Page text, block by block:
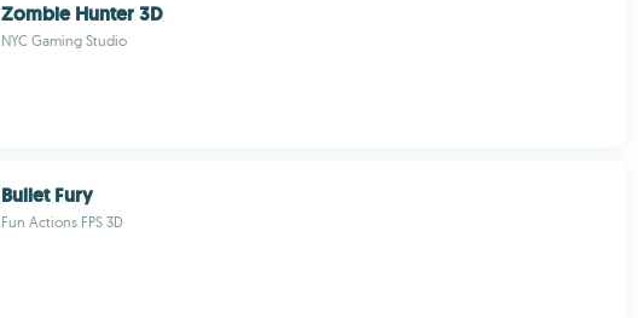
Zombie Hunter 3D
NYC Gaming Studio
Bullet Fury
Fun Actions FPS 3D